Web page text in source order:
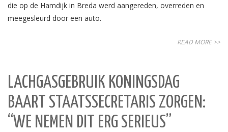
die op de Hamdijk in Breda werd aangereden, overreden en
meegesleurd door een auto.
READ MORE >>
LACHGASGEBRUIK KONINGSDAG
BAART STAATSSECRETARIS ZORGEN:
“WE NEMEN DIT ERG SERIEUS”